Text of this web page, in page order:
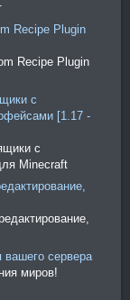
Recipe Plugin
Recipe Plugin
с
[1.17 -
с
Minecraft
вашего сервера
миров!